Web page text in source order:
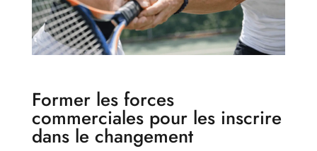
Former les forces
commerciales pour les inscrire
dans le changement